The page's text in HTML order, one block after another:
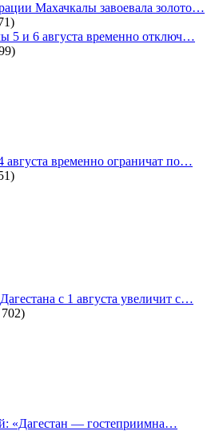
Махачкалы завоевала золото…
5 и 6 августа временно отключ…
августа временно ограничат по…
с 1 августа увеличит с…
«Дагестан — гостеприимна…